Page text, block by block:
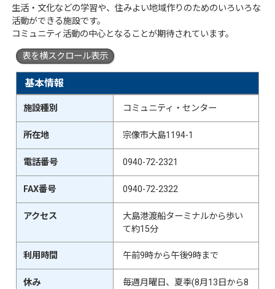
生活・文化などの学習や、住みよい地域作りのためのいろいろな
活動ができる施設です。
コミュニティ活動の中心となることが期待されています。
表を横スクロール表示
基本情報
施設種別 コミュニティ・センター
所在地 宗像市大島1194-1
電話番号 0940-72-2321
FAX番号 0940-72-2322
アクセス
大島港渡船ターミナルから歩い
て約15分
利用時間 午前9時から午後9時まで
休み
毎週月曜日、夏季(8月13日から8